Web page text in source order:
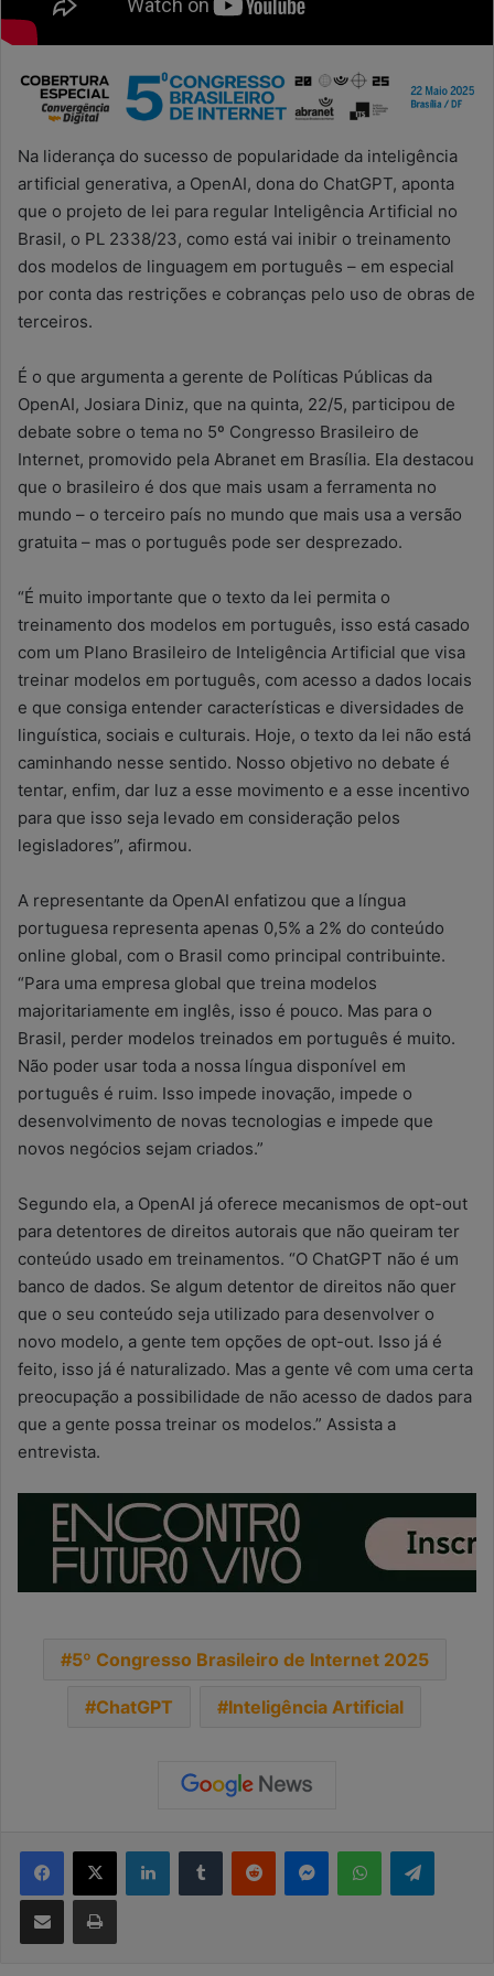
Na liderança do sucesso de popularidade da inteligência
artificial generativa, a OpenAI, dona do ChatGPT, aponta
que o projeto de lei para regular Inteligência Artificial no
Brasil, o PL 2338/23, como está vai inibir o treinamento
dos modelos de linguagem em português – em especial
por conta das restrições e cobranças pelo uso de obras de
terceiros.
É o que argumenta a gerente de Políticas Públicas da
OpenAI, Josiara Diniz, que na quinta, 22/5, participou de
debate sobre o tema no 5º Congresso Brasileiro de
Internet, promovido pela Abranet em Brasília. Ela destacou
que o brasileiro é dos que mais usam a ferramenta no
mundo – o terceiro país no mundo que mais usa a versão
gratuita – mas o português pode ser desprezado.
“É muito importante que o texto da lei permita o
treinamento dos modelos em português, isso está casado
com um Plano Brasileiro de Inteligência Artificial que visa
treinar modelos em português, com acesso a dados locais
e que consiga entender características e diversidades de
linguística, sociais e culturais. Hoje, o texto da lei não está
caminhando nesse sentido. Nosso objetivo no debate é
tentar, enfim, dar luz a esse movimento e a esse incentivo
para que isso seja levado em consideração pelos
legisladores”, afirmou.
A representante da OpenAI enfatizou que a língua
portuguesa representa apenas 0,5% a 2% do conteúdo
online global, com o Brasil como principal contribuinte.
“Para uma empresa global que treina modelos
majoritariamente em inglês, isso é pouco. Mas para o
Brasil, perder modelos treinados em português é muito.
Não poder usar toda a nossa língua disponível em
português é ruim. Isso impede inovação, impede o
desenvolvimento de novas tecnologias e impede que
novos negócios sejam criados.”
Segundo ela, a OpenAI já oferece mecanismos de opt-out
para detentores de direitos autorais que não queiram ter
conteúdo usado em treinamentos. “O ChatGPT não é um
banco de dados. Se algum detentor de direitos não quer
que o seu conteúdo seja utilizado para desenvolver o
novo modelo, a gente tem opções de opt-out. Isso já é
feito, isso já é naturalizado. Mas a gente vê com uma certa
preocupação a possibilidade de não acesso de dados para
que a gente possa treinar os modelos.” Assista a
entrevista.
5º Congresso Brasileiro de Internet 2025
ChatGPT Inteligência Artificial
Facebook
X LinkedinTumblr Reddit MessengerWhatsApp
Compartilhar via e-mail Imprimir